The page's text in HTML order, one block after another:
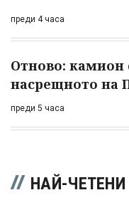
преди 4 часа
Отново: камион
насрещното на
преди 5 часа
НАЙ-ЧЕТЕНИ